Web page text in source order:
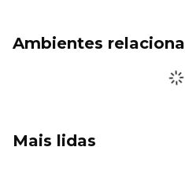
Ambientes
Mais lidas